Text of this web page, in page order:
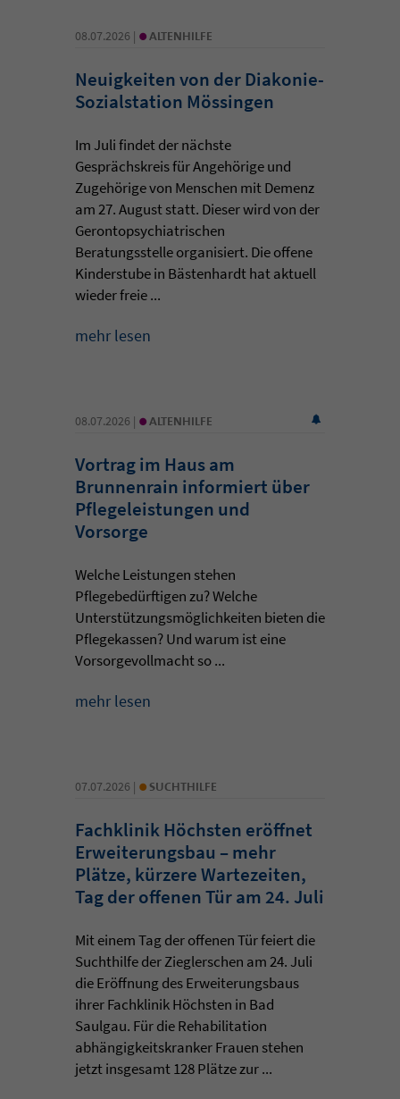
08.07.2026 | • ALTENHILFE
Neuigkeiten von der Diakonie-
Sozialstation Mössingen
Im Juli findet der nächste
Gesprächskreis für Angehörige und
Zugehörige von Menschen mit Demenz
am 27. August statt. Dieser wird von der
Gerontopsychiatrischen
Beratungsstelle organisiert. Die offene
Kinderstube in Bästenhardt hat aktuell
wieder freie ...
mehr lesen
08.07.2026 | • ALTENHILFE
Vortrag im Haus am
Brunnenrain informiert über
Pflegeleistungen und
Vorsorge
Welche Leistungen stehen
Pflegebedürftigen zu? Welche
Unterstützungsmöglichkeiten bieten die
Pflegekassen? Und warum ist eine
Vorsorgevollmacht so ...
mehr lesen
07.07.2026 | • SUCHTHILFE
Fachklinik Höchsten eröffnet
Erweiterungsbau – mehr
Plätze, kürzere Wartezeiten,
Tag der offenen Tür am 24. Juli
Mit einem Tag der offenen Tür feiert die
Suchthilfe der Zieglerschen am 24. Juli
die Eröffnung des Erweiterungsbaus
ihrer Fachklinik Höchsten in Bad
Saulgau. Für die Rehabilitation
abhängigkeitskranker Frauen stehen
jetzt insgesamt 128 Plätze zur ...